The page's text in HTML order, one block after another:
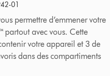
01
permettre d’emmener votre
partout avec vous. Cette
votre appareil et 3 de
dans des compartiments